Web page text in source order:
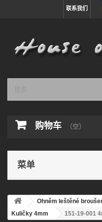
联系我们
购物车 （空）
菜单
Ohněm leštěné
Kuličky 4mm
151-19-001